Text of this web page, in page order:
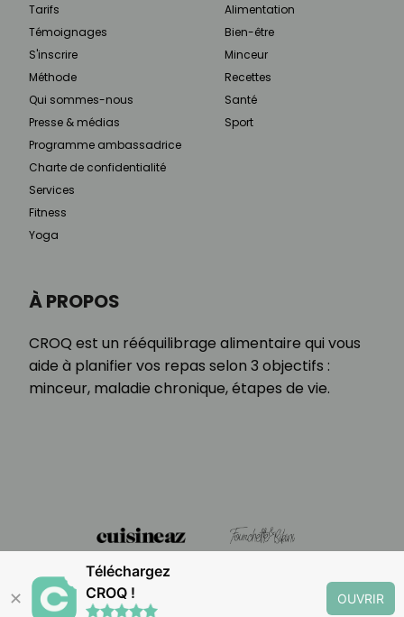
À PROPOS
CROQ est un rééquilibrage alimentaire qui vous
aide à planifier vos repas selon 3 objectifs :
minceur, maladie chronique, étapes de vie.
Tarifs
Témoignages
S'inscrire
Méthode
Qui sommes-nous
Presse & médias
Programme ambassadrice
Charte de confidentialité
Services
Fitness
Yoga
Alimentation
Bien-être
Minceur
Recettes
Santé
Sport
✕
Téléchargez
CROQ !
OUVRIR